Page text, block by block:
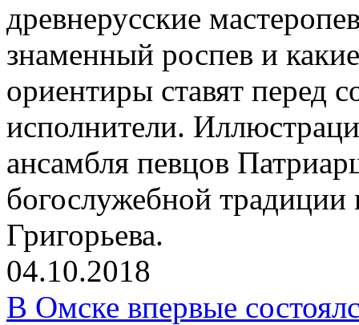
древнерусские
знаменный роспев и
ориентиры ставят перед
исполнители.
ансамбля певцов
богослужебной
Григорьева.
04.10.2018
В Омске впервые